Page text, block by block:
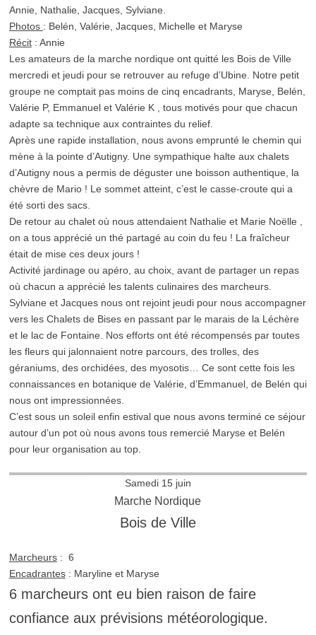
Annie, Nathalie, Jacques, Sylviane.
Photos : Belén, Valérie, Jacques, Michelle et Maryse
Récit: Annie
Les amateurs de la marche nordique ont quitté les Bois de Ville
mercredi et jeudi pour se retrouver au refuge d’Ubine. Notre petit
groupe ne comptait pas moins de cinq encadrants, Maryse, Belén,
Valérie P, Emmanuel et Valérie K , tous motivés pour que chacun
adapte sa technique aux contraintes du relief.
Après une rapide installation, nous avons emprunté le chemin qui
mène à la pointe d’Autigny. Une sympathique halte aux chalets
d’Autigny nous a permis de déguster une boisson authentique, la
chèvre de Mario ! Le sommet atteint, c’est le casse-croute qui a
été sorti des sacs.
De retour au chalet où nous attendaient Nathalie et Marie Noëlle ,
on a tous apprécié un thé partagé au coin du feu ! La fraîcheur
était de mise ces deux jours !
Activité jardinage ou apéro, au choix, avant de partager un repas
où chacun a apprécié les talents culinaires des marcheurs.
Sylviane et Jacques nous ont rejoint jeudi pour nous accompagner
vers les Chalets de Bises en passant par le marais de la Léchère
et le lac de Fontaine. Nos efforts ont été récompensés par toutes
les fleurs qui jalonnaient notre parcours, des trolles, des
géraniums, des orchidées, des myosotis… Ce sont cette fois les
connaissances en botanique de Valérie, d’Emmanuel, de Belén qui
nous ont impressionnées.
C’est sous un soleil enfin estival que nous avons terminé ce séjour
autour d’un pot où nous avons tous remercié Maryse et Belén
pour leur organisation au top.
Samedi 15 juin
Marche Nordique
Bois de Ville
Marcheurs: 6
Encadrantes: Maryline et Maryse
6 marcheurs ont eu bien raison de faire
confiance aux prévisions météorologique.